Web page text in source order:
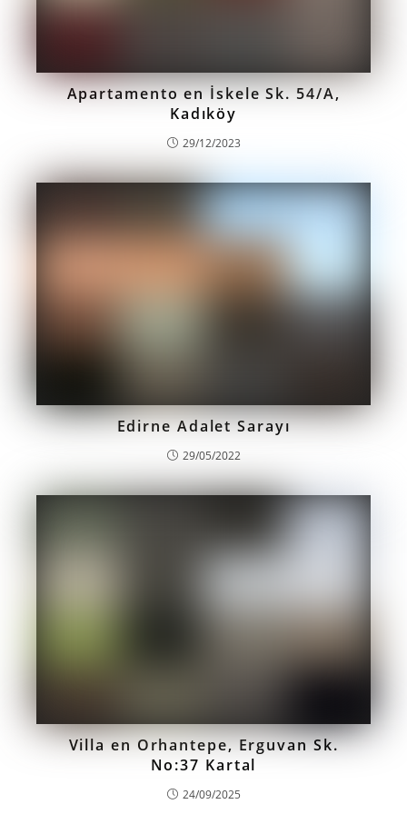
Apartamento en İskele Sk. 54/A,
Kadıköy
29/12/2023
Edirne Adalet Sarayı
29/05/2022
Villa en Orhantepe, Erguvan Sk.
No:37 Kartal
24/09/2025